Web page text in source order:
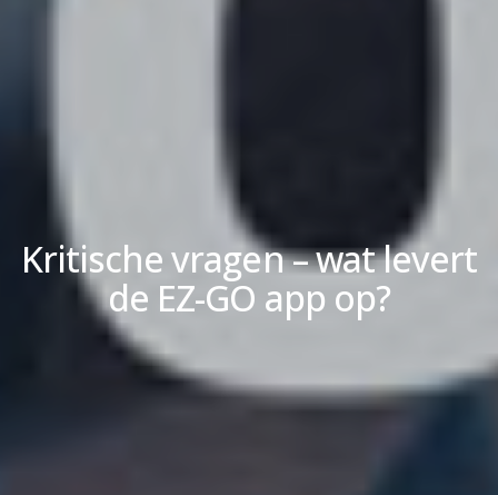
Kritische vragen – wat levert
de EZ-GO app op?